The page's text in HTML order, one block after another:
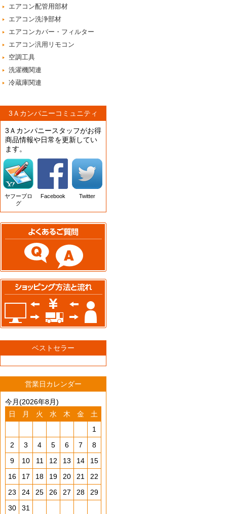
エアコン配管用部材
エアコン洗浄部材
エアコンカバー・フィルター
エアコン汎用リモコン
空調工具
洗濯機関連
冷蔵庫関連
3Ａカンパニーコミュニティ
3Ａカンパニースタッフがお得
商品情報や日常を更新してい
ます。
ヤフーブロ
グ
Facebook Twitter
ベストセラー
営業日カレンダー
今月(2026年8月)
日
月 火 水 木 金
土
1
2
3 4 5 6 7
8
9
10 11 12 13 14
15
16
17 18 19 20 21
22
23
24 25 26 27 28
29
30
31